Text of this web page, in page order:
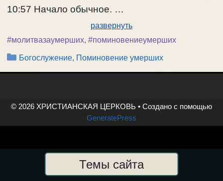
10:57 Начало обычное. …
развернуть
#молитвазаумерших, #поминовениеумерших
Рубрики
Богослужение, Поминовение умерших
© 2026 ХРИСТИАНСКАЯ ЦЕРКОВЬ • Создано с помощью
GeneratePress
Темы сайта